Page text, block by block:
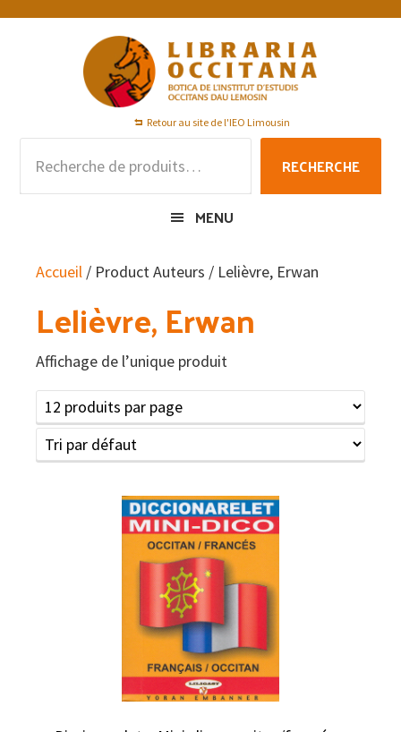
Passer
Passer
Passer
Retour au site de l'IEO Limousin
pour :
RECHERCHE
MENU
Accueil / Product Auteurs / Lelièvre, Erwan
Lelièvre, Erwan
Affichage de l’unique produit